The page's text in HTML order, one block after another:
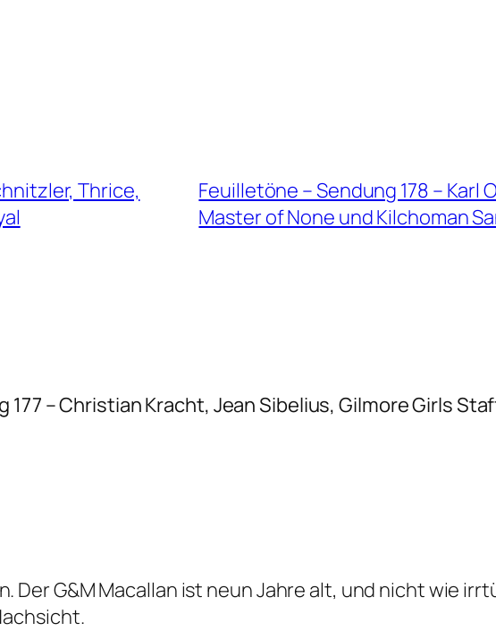
Thrice,
Feuilletöne – Sendung 178 – Karl
Master of None und Kilchoman
177 – Christian Kracht, Jean Sibelius, Gilmore Girls
Der G&M Macallan ist neun Jahre alt, und nicht wie